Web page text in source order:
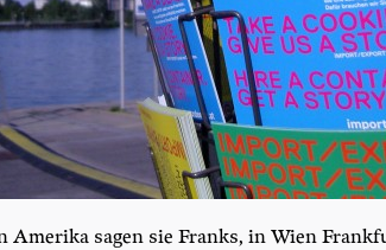
Ame­ri­ka sagen sie Franks, in Wien